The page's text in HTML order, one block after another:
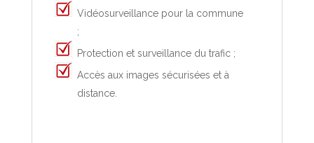
Vidéosurveillance pour la commune
;
Protection et surveillance du trafic ;
Accès aux images sécurisées et à
distance.